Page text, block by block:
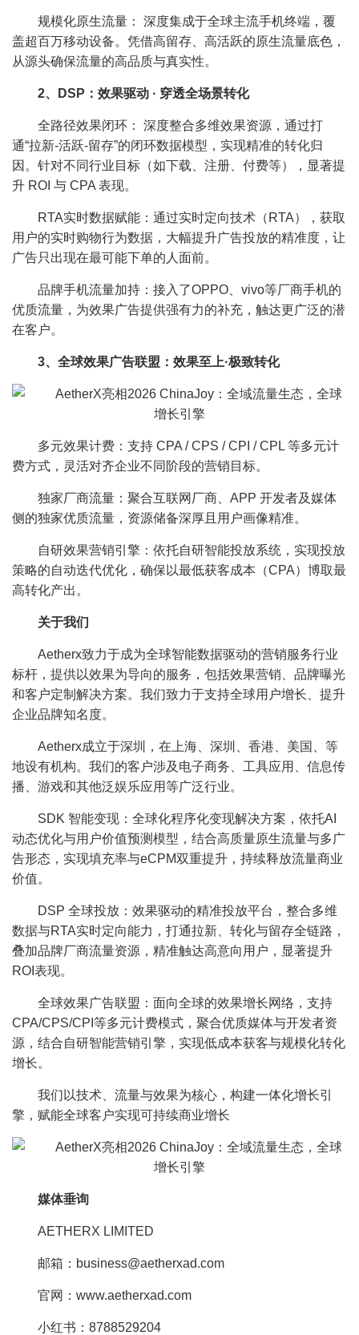
规模化原生流量： 深度集成于全球主流手机终端，覆
盖超百万移动设备。凭借高留存、高活跃的原生流量底色，
从源头确保流量的高品质与真实性。
2、DSP：效果驱动 · 穿透全场景转化
全路径效果闭环： 深度整合多维效果资源，通过打
通“拉新-活跃-留存”的闭环数据模型，实现精准的转化归
因。针对不同行业目标（如下载、注册、付费等），显著提
升 ROI 与 CPA 表现。
RTA实时数据赋能：通过实时定向技术（RTA），获取
用户的实时购物行为数据，大幅提升广告投放的精准度，让
广告只出现在最可能下单的人面前。
品牌手机流量加持：接入了OPPO、vivo等厂商手机的
优质流量，为效果广告提供强有力的补充，触达更广泛的潜
在客户。
3、全球效果广告联盟：效果至上·极致转化
多元效果计费：支持 CPA / CPS / CPI / CPL 等多元计
费方式，灵活对齐企业不同阶段的营销目标。
独家厂商流量：聚合互联网厂商、APP 开发者及媒体
侧的独家优质流量，资源储备深厚且用户画像精准。
自研效果营销引擎：依托自研智能投放系统，实现投放
策略的自动迭代优化，确保以最低获客成本（CPA）博取最
高转化产出。
关于我们
Aetherx致力于成为全球智能数据驱动的营销服务行业
标杆，提供以效果为导向的服务，包括效果营销、品牌曝光
和客户定制解决方案。我们致力于支持全球用户增长、提升
企业品牌知名度。
Aetherx成立于深圳，在上海、深圳、香港、美国、等
地设有机构。我们的客户涉及电子商务、工具应用、信息传
播、游戏和其他泛娱乐应用等广泛行业。
SDK 智能变现：全球化程序化变现解决方案，依托AI
动态优化与用户价值预测模型，结合高质量原生流量与多广
告形态，实现填充率与eCPM双重提升，持续释放流量商业
价值。
DSP 全球投放：效果驱动的精准投放平台，整合多维
数据与RTA实时定向能力，打通拉新、转化与留存全链路，
叠加品牌厂商流量资源，精准触达高意向用户，显著提升
ROI表现。
全球效果广告联盟：面向全球的效果增长网络，支持
CPA/CPS/CPI等多元计费模式，聚合优质媒体与开发者资
源，结合自研智能营销引擎，实现低成本获客与规模化转化
增长。
我们以技术、流量与效果为核心，构建一体化增长引
擎，赋能全球客户实现可持续商业增长
媒体垂询
AETHERX LIMITED
邮箱：business@aetherxad.com
官网：www.aetherxad.com
小红书：8788529204